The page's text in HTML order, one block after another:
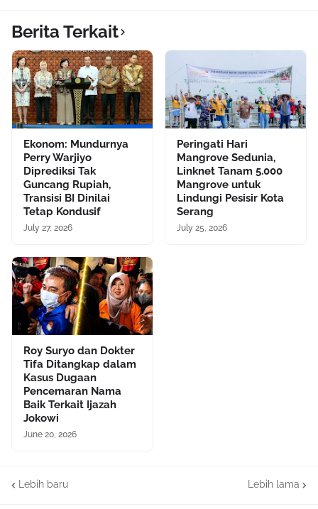
Berita Terkait
Ekonom: Mundurnya
Perry Warjiyo
Diprediksi Tak
Guncang Rupiah,
Transisi BI Dinilai
Tetap Kondusif
July 27, 2026
Peringati Hari
Mangrove Sedunia,
Linknet Tanam 5.000
Mangrove untuk
Lindungi Pesisir Kota
Serang
July 25, 2026
Roy Suryo dan Dokter
Tifa Ditangkap dalam
Kasus Dugaan
Pencemaran Nama
Baik Terkait Ijazah
Jokowi
June 20, 2026
Lebih baru Lebih lama